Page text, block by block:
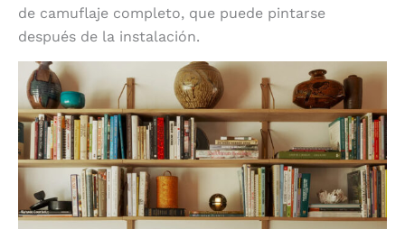
de camuflaje completo, que puede pintarse
después de la instalación.